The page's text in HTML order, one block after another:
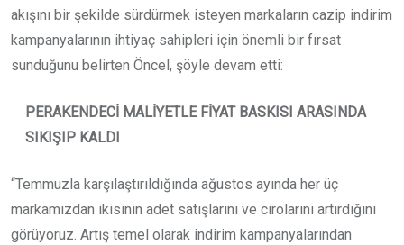
akışını bir şekilde sürdürmek isteyen markaların cazip indirim
kampanyalarının ihtiyaç sahipleri için önemli bir fırsat
sunduğunu belirten Öncel, şöyle devam etti:
PERAKENDECİ MALİYETLE FİYAT BASKISI ARASINDA
SIKIŞIP KALDI
“Temmuzla karşılaştırıldığında ağustos ayında her üç
markamızdan ikisinin adet satışlarını ve cirolarını artırdığını
görüyoruz. Artış temel olarak indirim kampanyalarından